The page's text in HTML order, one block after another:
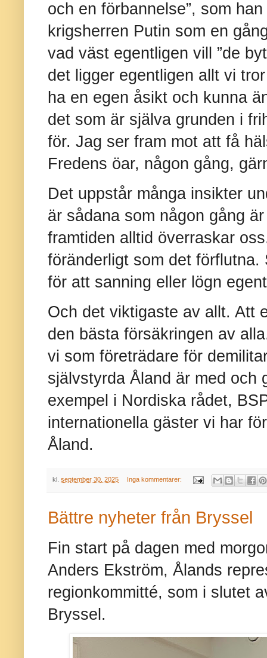
och en förbannelse”, som
krigsherren Putin som en
vad väst egentligen vill ”de
det ligger egentligen allt vi
ha en egen åsikt och kunna
det som är själva grunden i
för. Jag ser fram mot att få
Fredens öar, någon gång,
Det uppstår många insikter
är sådana som någon gång
framtiden alltid överraskar
föränderligt som det
för att sanning eller lögn
Och det viktigaste av allt. Att
den bästa försäkringen av
vi som företrädare för
självstyrda Åland är med och
exempel i Nordiska rådet,
internationella gäster vi har
Åland.
kl. september 30, 2025 Inga kommentarer:
Bättre nyheter från Bryssel
Fin start på dagen med
Anders Ekström, Ålands
regionkommitté, som i slutet
Bryssel.